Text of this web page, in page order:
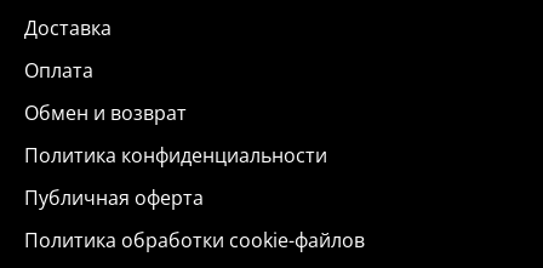
Доставка
Оплата
Обмен и возврат
Политика конфиденциальности
Публичная оферта
Политика обработки cookie-файлов